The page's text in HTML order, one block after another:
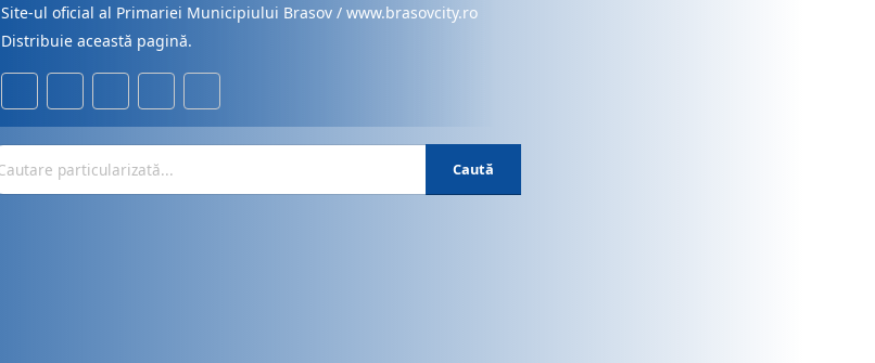
Site-ul oficial al Primariei Municipiului Brasov / www.brasovcity.ro
Distribuie această pagină.
Caută